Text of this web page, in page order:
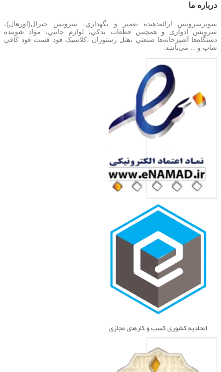
درباره‌ ما
سوپرسرویس ارائه‌دهنده تعمير و نگهداري، سرویس جنرال(اورهال)،
سرویس‌ ادواری و همچنین قطعات يدکي، لوازم جانبي، مواد شوینده
دستگاه‌ها آشپزخانه‌ها صنعتي ،هتل رستوران ،کلاسیک فود فست فود کافي
شاپ و… می‌باشد.